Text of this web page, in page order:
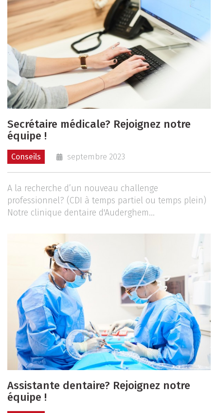
Secrétaire médicale? Rejoignez notre
équipe !
Conseils septembre 2023
A la recherche d’un nouveau challenge
professionnel? (CDI à temps partiel ou temps plein)
Notre clinique dentaire d'Auderghem...
Assistante dentaire? Rejoignez notre
équipe !